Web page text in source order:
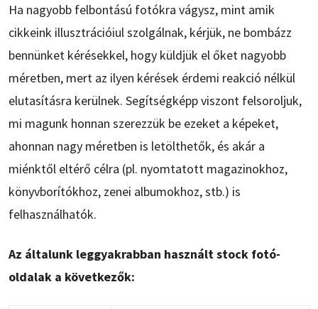
Ha nagyobb felbontású fotókra vágysz, mint amik
cikkeink illusztrációiul szolgálnak, kérjük, ne bombázz
bennünket kérésekkel, hogy küldjük el őket nagyobb
méretben, mert az ilyen kérések érdemi reakció nélkül
elutasításra kerülnek. Segítségképp viszont felsoroljuk,
mi magunk honnan szerezzük be ezeket a képeket,
ahonnan nagy méretben is letölthetők, és akár a
miénktől eltérő célra (pl. nyomtatott magazinokhoz,
könyvborítókhoz, zenei albumokhoz, stb.) is
felhasználhatók.
Az általunk leggyakrabban használt stock fotó-
oldalak a következők: